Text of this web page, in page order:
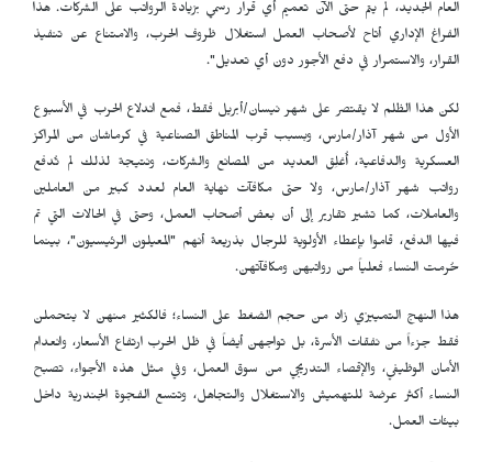
العام الجديد، لم يتم حتى الآن تعميم أي قرار رسمي بزيادة الرواتب على الشركات. هذا
الفراغ الإداري أتاح لأصحاب العمل استغلال ظروف الحرب، والامتناع عن تنفيذ
القرار، والاستمرار في دفع الأجور دون أي تعديل".
لكن هذا الظلم لا يقتصر على شهر نيسان/أبريل فقط، فمع اندلاع الحرب في الأسبوع
الأول من شهر آذار/مارس، وبسبب قرب المناطق الصناعية في كرماشان من المراكز
العسكرية والدفاعية، أُغلِق العديد من المصانع والشركات، ونتيجة لذلك لم تُدفع
رواتب شهر آذار/مارس، ولا حتى مكافآت نهاية العام لعدد كبير من العاملين
والعاملات، كما تشير تقارير إلى أن بعض أصحاب العمل، وحتى في الحالات التي تم
فيها الدفع، قاموا بإعطاء الأولوية للرجال بذريعة أنهم "المعيلون الرئيسيون"، بينما
حُرمت النساء فعلياً من رواتبهن ومكافآتهن.
هذا النهج التمييزي زاد من حجم الضغط على النساء؛ فالكثير منهن لا يتحملن
فقط جزءاً من نفقات الأسرة، بل تواجهن أيضاً في ظل الحرب ارتفاع الأسعار، وانعدام
الأمان الوظيفي، والإقصاء التدريجي من سوق العمل، وفي مثل هذه الأجواء، تصبح
النساء أكثر عرضة للتهميش والاستغلال والتجاهل، وتتسع الفجوة الجندرية داخل
بيئات العمل.